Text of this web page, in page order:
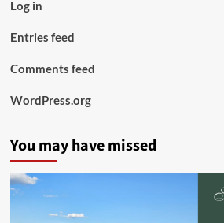
Log in
Entries feed
Comments feed
WordPress.org
You may have missed